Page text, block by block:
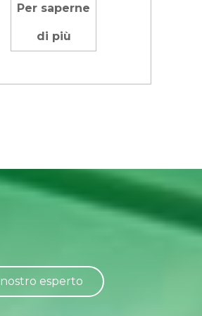
Per saperne
di più
esperto